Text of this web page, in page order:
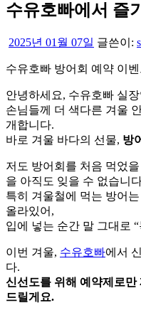
수유호빠에서 즐
2025년 01월 07일 글쓴이:
수유호빠 방어회 예약 이벤
안녕하세요, 수유호빠 실
손님들께 더 색다른 겨울
개합니다.
바로 겨울 바다의 선물, 방
저도 방어회를 처음 먹었
을 아직도 잊을 수 없습니
특히 겨울철에 먹는 방어
올라있어,
입에 넣는 순간 말 그대로
이번 겨울, 수유호빠에서
다.
신선도를 위해 예약제로
드릴게요.